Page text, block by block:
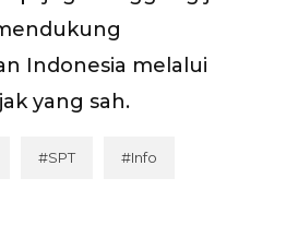
Indonesia melalui
yang sah.
#SPT #Info